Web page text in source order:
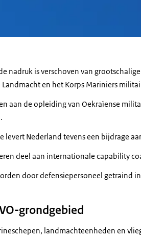
nadruk is verschoven van
en het Korps Mariniers
aan de opleiding van Oekraïense
levert Nederland tevens een bijdrage
deel aan internationale capability
door defensiepersoneel getraind
grondgebied
landmachteenheden en